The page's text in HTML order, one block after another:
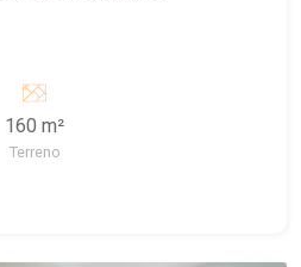
160 m²
Terreno